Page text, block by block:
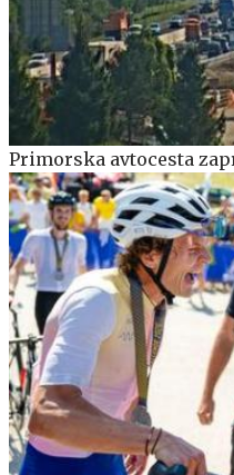
Primorska avtocesta